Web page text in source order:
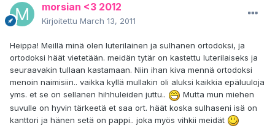
morsian <3 2012
Kirjoitettu March 13, 2011
Heippa! Meillä minä olen luterilainen ja sulhanen ortodoksi, ja
ortodoksi häät vietetään. meidän tytär on kastettu luterilaiseks ja
seuraavakin tullaan kastamaan. Niin ihan kiva mennä ortodoksi
menoin naimisiin.. vaikka kyllä mullakin oli aluksi kaikkia epäluuloja
yms. et se on sellanen hihhuleiden juttu..
Mutta mun miehen
suvulle on hyvin tärkeetä et saa ort. häät koska sulhaseni isä on
kanttori ja hänen setä on pappi.. joka myös vihkii meidät